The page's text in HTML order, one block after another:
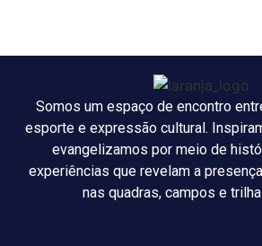
Somos um espaço de encontro
esporte e expressão cultural.
evangelizamos por meio de
experiências que revelam a
nas quadras, campos e